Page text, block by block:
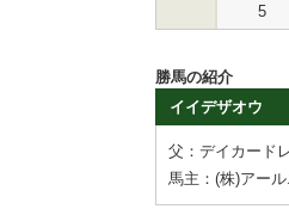
5
勝馬の紹介
イイデザオウ
父：デイカード
馬主：(株)アー